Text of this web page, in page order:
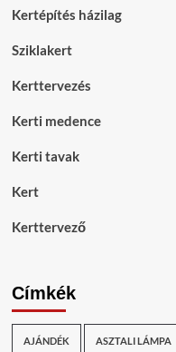
Kertépítés házilag
Sziklakert
Kerttervezés
Kerti medence
Kerti tavak
Kert
Kerttervező
Címkék
AJÁNDÉK ASZTALI LÁMPA